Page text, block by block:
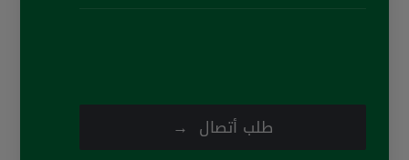
طلب أتصال →